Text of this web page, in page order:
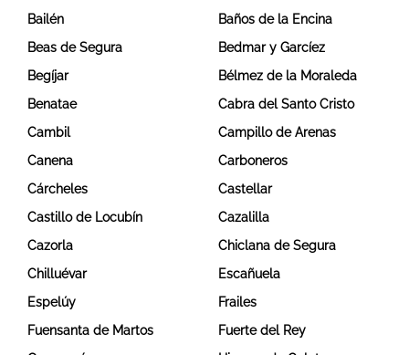
Bailén
Baños de la Encina
Beas de Segura
Bedmar y Garcíez
Begíjar
Bélmez de la Moraleda
Benatae
Cabra del Santo Cristo
Cambil
Campillo de Arenas
Canena
Carboneros
Cárcheles
Castellar
Castillo de Locubín
Cazalilla
Cazorla
Chiclana de Segura
Chilluévar
Escañuela
Espelúy
Frailes
Fuensanta de Martos
Fuerte del Rey